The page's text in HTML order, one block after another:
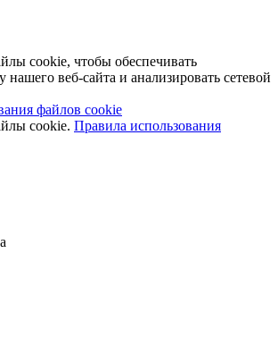
cookie, чтобы обеспечивать
нашего веб-сайта и анализировать сетевой
файлов cookie
cookie. Правила использования